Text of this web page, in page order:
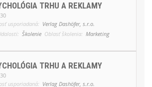
TRHU A REKLAMY
usporiadaná: Verlag Dashöfer, s.r.o.
Školenie Oblasť školenia: Marketing
TRHU A REKLAMY
usporiadaná: Verlag Dashöfer, s.r.o.